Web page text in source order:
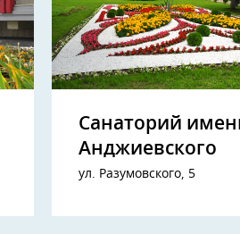
Санаторий
Анджиевского
ул. Разумовского, 5